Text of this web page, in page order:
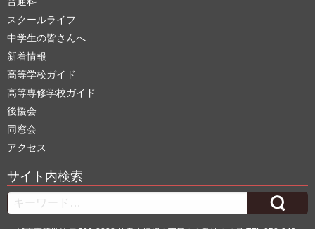
スクールライフ
中学生の皆さんへ
新着情報
高等学校ガイド
高等専修学校ガイド
後援会
同窓会
アクセス
サイト内検索
Search